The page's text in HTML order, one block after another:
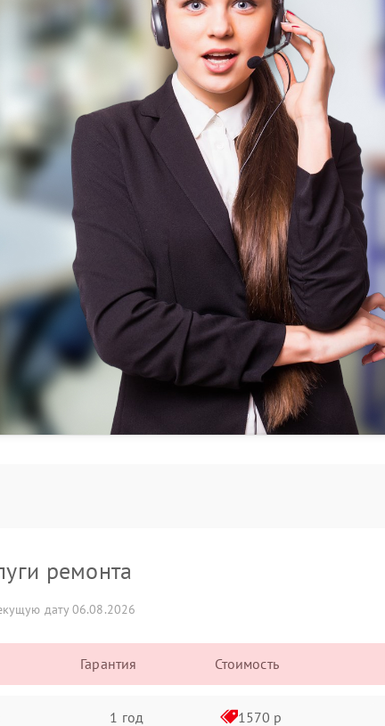
ремонта
дату 06.08.2026
Гарантия Стоимость
1 год 1570 р